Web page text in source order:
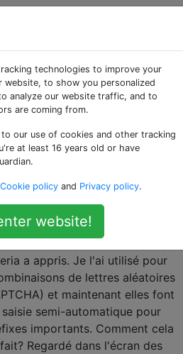
effacer les
de saisie
du
complètement les mots de
automatique que mon arc Sony
a appris. Je l'ai utilisé pour
de lettres aléatoires
et maintenant elles font
semi-automatique pour
importants. Comment cela
Regardé dans l'écran des
technologies to improve your
website, to show you personalized
analyze our website traffic, and to
are coming from.
our use of cookies and other tracking
at least 16 years old or have
Cookie policy and Privacy policy.
website!